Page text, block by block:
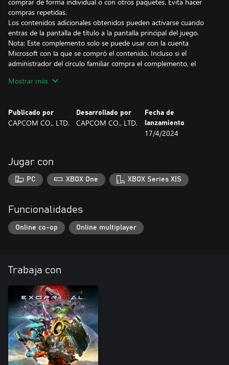
compras repetidas.
Los contenidos adicionales obtenidos pueden activarse cuando
entras de la pantalla de título a la pantalla principal del juego.
Nota: Este complemento solo se puede usar con la cuenta
Microsoft con la que se compró el contenido. Incluso si el
administrador del círculo familiar compra el complemento, el
familia.
Mostrar más
Publicado por
CAPCOM CO., LTD.
Desarrollado por
CAPCOM CO., LTD.
Fecha de
lanzamiento
17/4/2024
Jugar con
PC XBOX One XBOX Series X|S
Funcionalidades
Online co-op Online multiplayer
Trabaja con